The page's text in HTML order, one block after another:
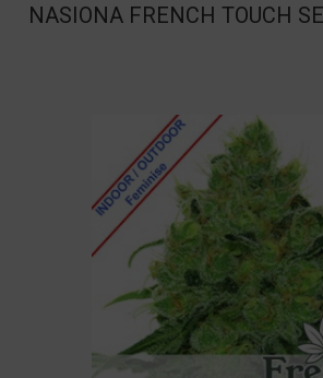
NASIONA FRENCH TOUCH